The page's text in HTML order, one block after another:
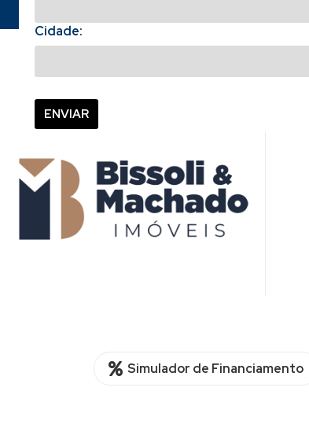
Cidade:
Simulador de Financiamento